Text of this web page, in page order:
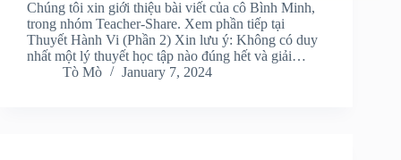
Chúng tôi xin giới thiệu bài viết của cô Bình Minh,
trong nhóm Teacher-Share. Xem phần tiếp tại
Thuyết Hành Vi (Phần 2) Xin lưu ý: Không có duy
nhất một lý thuyết học tập nào đúng hết và giải…
Tò Mò
January 7, 2024